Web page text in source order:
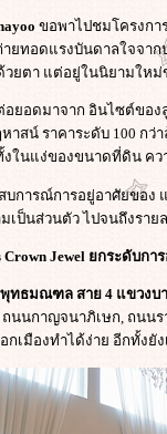
ขอพาไปชมโครงกา
ยทอดแรงบันดาลใจจาก
ยตา แต่อยู่ในนิยามให
อดมาจาก อินไซต์ของลู
สน์ ราคาระดับ 100 ก
นแง่ของขนาดที่ดิน คว
การณ์การอยู่อาศัยของ
ป็นส่วนตัว ไปจนถึงรา
Crown Jewel ยกระดั
ธมณฑล สาย 4 แขวงบา
นนกาญจนาภิเษก, ถนน
กเมืองทำได้ง่าย อีกทั้ง